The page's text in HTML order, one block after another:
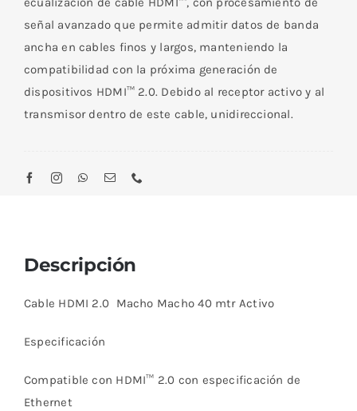
señal avanzado que permite admitir datos de banda
ancha en cables finos y largos, manteniendo la
compatibilidad con la próxima generación de
dispositivos HDMI™ 2.0. Debido al receptor activo y al
transmisor dentro de este cable, unidireccional.
Descripción
Cable HDMI 2.0 Macho Macho 40 mtr Activo
Especificación
Compatible con HDMI™ 2.0 con especificación de
Ethernet